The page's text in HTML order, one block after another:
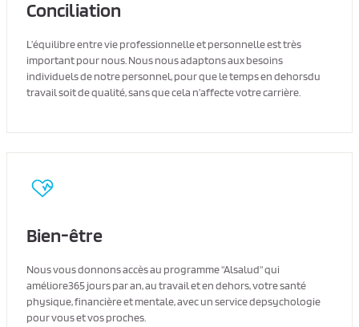
Conciliation
L’équilibre entre vie professionnelle et personnelle est très
important pour nous. Nous nous adaptons aux besoins
individuels de notre personnel, pour que le temps en dehorsdu
travail soit de qualité, sans que cela n’affecte votre carrière.
Bien-être
Nous vous donnons accès au programme "Alsalud" qui
améliore365 jours par an, au travail et en dehors, votre santé
physique, financière et mentale, avec un service depsychologie
pour vous et vos proches.